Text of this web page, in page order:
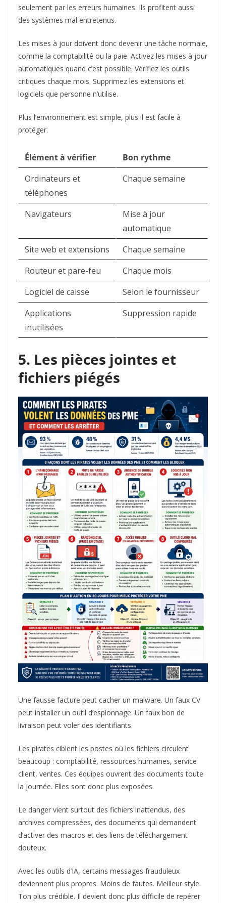
seulement par les erreurs humaines. Ils profitent aussi
des systèmes mal entretenus.
Les mises à jour doivent donc devenir une tâche normale,
comme la comptabilité ou la paie. Activez les mises à jour
automatiques quand c’est possible. Vérifiez les outils
critiques chaque mois. Supprimez les extensions et
logiciels que personne n’utilise.
Plus l’environnement est simple, plus il est facile à
protéger.
Élément à vérifier
Bon rythme
Ordinateurs et
téléphones
Chaque semaine
Navigateurs
Mise à jour
automatique
Site web et extensions
Chaque semaine
Routeur et pare-feu
Chaque mois
Logiciel de caisse
Selon le fournisseur
Applications
inutilisées
Suppression rapide
5. Les pièces jointes et
fichiers piégés
Une fausse facture peut cacher un malware. Un faux CV
peut installer un outil d’espionnage. Un faux bon de
livraison peut voler des identifiants.
Les pirates ciblent les postes où les fichiers circulent
beaucoup : comptabilité, ressources humaines, service
client, ventes. Ces équipes ouvrent des documents toute
la journée. Elles sont donc plus exposées.
Le danger vient surtout des fichiers inattendus, des
archives compressées, des documents qui demandent
d’activer des macros et des liens de téléchargement
douteux.
Avec les outils d’IA, certains messages frauduleux
deviennent plus propres. Moins de fautes. Meilleur style.
Ton plus crédible. Il devient donc plus difficile de repérer